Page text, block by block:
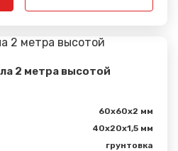
2 метра высотой
60х60х2 мм
40х20х1,5 мм
грунтовка
успешно